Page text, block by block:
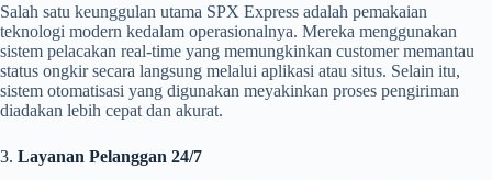
Salah satu keunggulan utama SPX Express adalah pemakaian
teknologi modern kedalam operasionalnya. Mereka menggunakan
sistem pelacakan real-time yang memungkinkan customer memantau
status ongkir secara langsung melalui aplikasi atau situs. Selain itu,
sistem otomatisasi yang digunakan meyakinkan proses pengiriman
diadakan lebih cepat dan akurat.
3. Layanan Pelanggan 24/7